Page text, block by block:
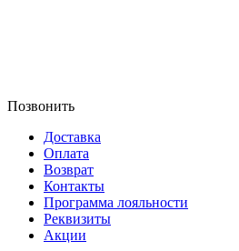
Позвонить
Доставка
Оплата
Возврат
Контакты
Программа лояльности
Реквизиты
Акции